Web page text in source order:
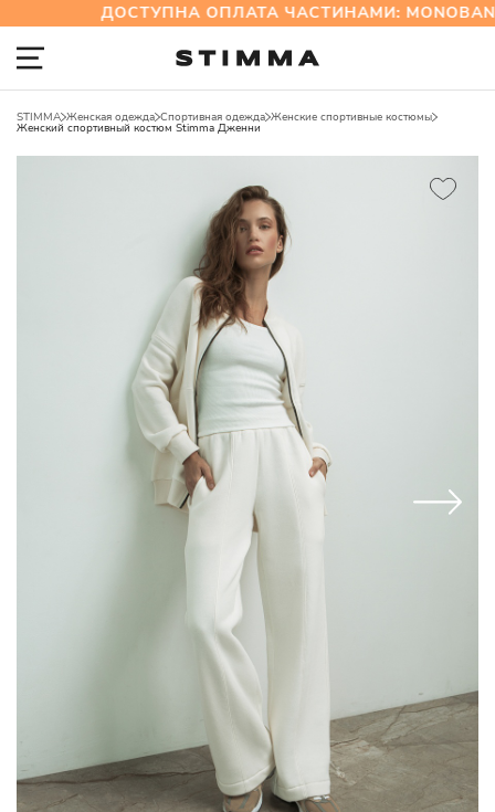
ДОСТУПНА ОПЛАТА ЧАСТИНАМИ:
STIMMA Женская одежда Спортивная одежда Женские спортивные костюмы
Женский спортивный костюм Stimma Дженни